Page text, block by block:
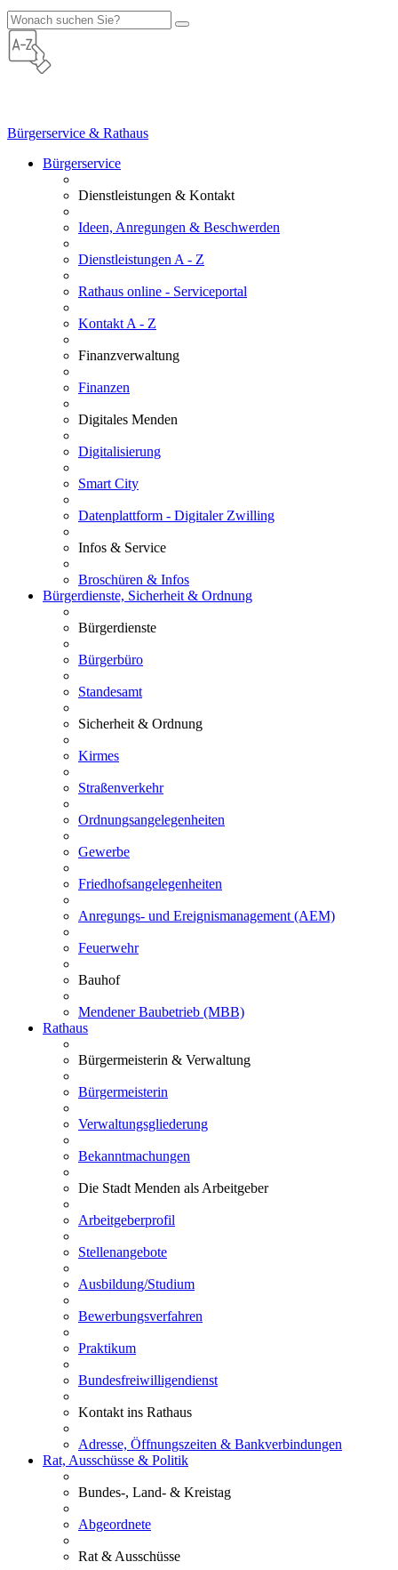
Bürgerservice & Rathaus
Bürgerservice
Dienstleistungen & Kontakt
Ideen, Anregungen & Beschwerden
Dienstleistungen A - Z
Rathaus online - Serviceportal
Kontakt A - Z
Finanzverwaltung
Finanzen
Digitales Menden
Digitalisierung
Smart City
Datenplattform - Digitaler Zwilling
Infos & Service
Broschüren & Infos
Bürgerdienste, Sicherheit & Ordnung
Bürgerdienste
Bürgerbüro
Standesamt
Sicherheit & Ordnung
Kirmes
Straßenverkehr
Ordnungsangelegenheiten
Gewerbe
Friedhofsangelegenheiten
Anregungs- und Ereignismanagement (AEM)
Feuerwehr
Bauhof
Mendener Baubetrieb (MBB)
Rathaus
Bürgermeisterin & Verwaltung
Bürgermeisterin
Verwaltungsgliederung
Bekanntmachungen
Die Stadt Menden als Arbeitgeber
Arbeitgeberprofil
Stellenangebote
Ausbildung/Studium
Bewerbungsverfahren
Praktikum
Bundesfreiwilligendienst
Kontakt ins Rathaus
Adresse, Öffnungszeiten & Bankverbindungen
Rat, Ausschüsse & Politik
Bundes-, Land- & Kreistag
Abgeordnete
Rat & Ausschüsse